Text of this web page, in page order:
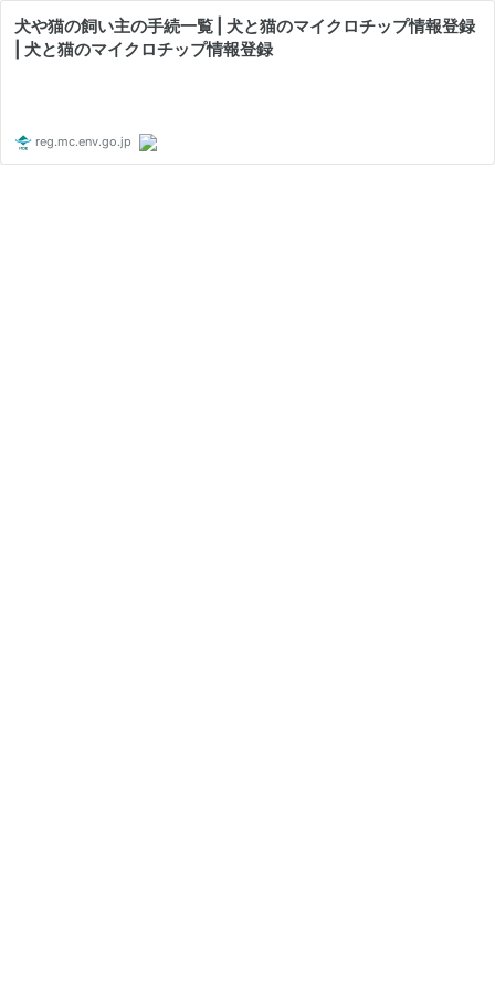
犬や猫の飼い主の手続一覧 | 犬と猫のマイクロチップ情報登録
| 犬と猫のマイクロチップ情報登録
reg.mc.env.go.jp